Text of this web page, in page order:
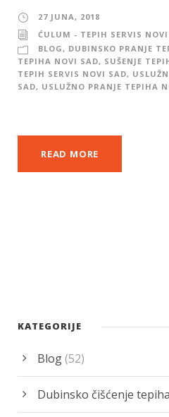
27 JUNA, 2018
ĆULUM - TEPIH SERVIS
BLOG , DUBINSKO PRANJE
TEPIHA NOVI SAD, SUŠENJE
TEPIH SERVIS NOVI SAD,
SAD, USLUŽNO PRANJE TEPIHA
READ MORE
KATEGORIJE
Blog(52)
Dubinsko čišćenje